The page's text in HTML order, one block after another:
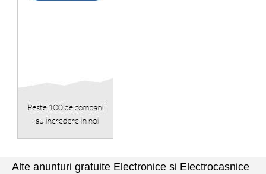
Alte anunturi gratuite Electronice si Electrocasnice